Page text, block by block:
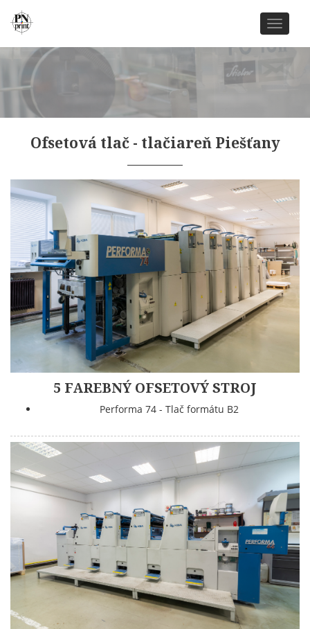
Ofsetová tlač - tlačiareň Piešťany
5 FAREBNÝ OFSETOVÝ STROJ
Performa 74 - Tlač formátu B2